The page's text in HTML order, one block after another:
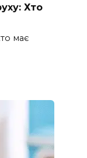
Хто
має